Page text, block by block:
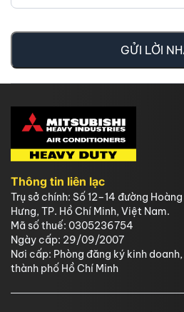
GỬI LỜI
Thông tin liên lạc
Trụ sở chính: Số 12–14 đường
Hưng, TP. Hồ Chí Minh, Việt Nam.
Mã số thuế: 0305236754
Ngày cấp: 29/09/2007
Nơi cấp: Phòng đăng ký kinh
thành phố Hồ Chí Minh